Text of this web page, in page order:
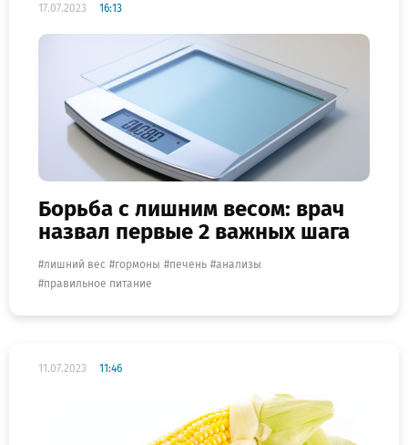
17.07.2023 16:13
Борьба с лишним весом: врач
назвал первые 2 важных шага
лишний вес гормоны печень
анализы
правильное питание
11.07.2023 11:46